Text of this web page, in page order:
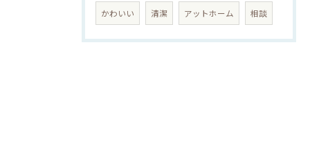
かわいい 清潔 アットホーム 相談